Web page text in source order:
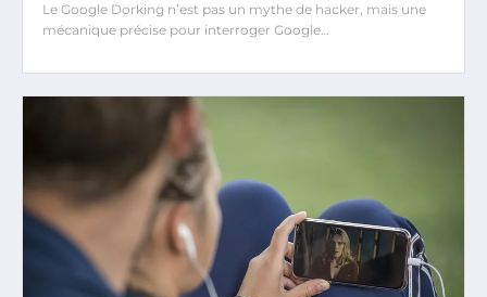
Le Google Dorking n’est pas un mythe de hacker, mais une
mécanique précise pour interroger Google…